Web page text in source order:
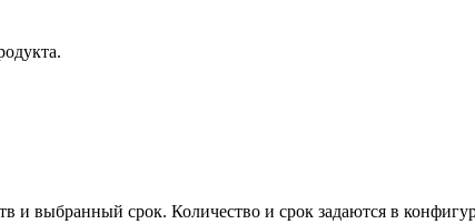
и выбранный срок. Количество и срок задаются в